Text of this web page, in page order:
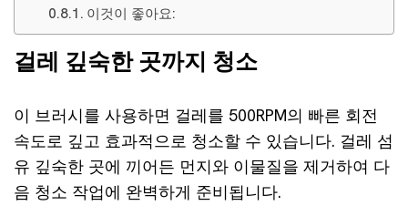
이것이 좋아요:
걸레 깊숙한 곳까지 청소
이 브러시를 사용하면 걸레를 500RPM의 빠른 회전
속도로 깊고 효과적으로 청소할 수 있습니다. 걸레 섬
유 깊숙한 곳에 끼어든 먼지와 이물질을 제거하여 다
음 청소 작업에 완벽하게 준비됩니다.